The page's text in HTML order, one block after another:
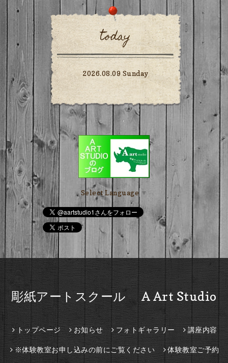
today
2026.08.09 Sunday
Select Language ▼
彫紙アートスクール A Art Studio
トップページ お知らせ フォトギャラリー 講座内容
※体験教室お申し込みの前にご覧ください 体験教室ご予約